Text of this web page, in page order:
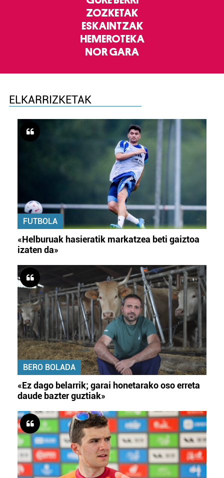
ZOZKETAK
ESKAINTZAK
HEMEROTEKA
NOR GARA
ELKARRIZKETAK
FUTBOLA
«Helburuak hasieratik markatzea beti gaiztoa
izaten da»
BERO BOLADA
«Ez dago belarrik; garai honetarako oso erreta
daude bazter guztiak»